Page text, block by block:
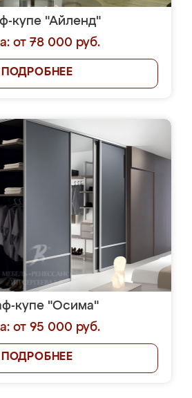
купе "Айленд"
от 78 000 руб.
ПОДРОБНЕЕ
купе "Осима"
от 95 000 руб.
ПОДРОБНЕЕ